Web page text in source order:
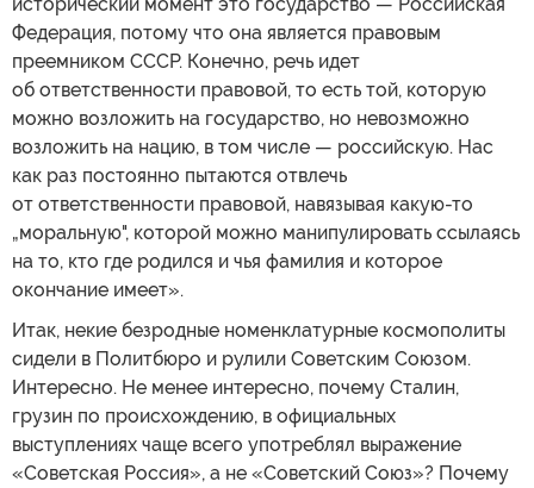
Федерация, потому что она является правовым
преемником СССР. Конечно, речь идет
об ответственности правовой, то есть той, которую
можно возложить на государство, но невозможно
возложить на нацию, в том числе — российскую. Нас
как раз постоянно пытаются отвлечь
от ответственности правовой, навязывая какую-то
„моральную", которой можно манипулировать ссылаясь
на то, кто где родился и чья фамилия и которое
окончание имеет».
Итак, некие безродные номенклатурные космополиты
сидели в Политбюро и рулили Советским Союзом.
Интересно. Не менее интересно, почему Сталин,
грузин по происхождению, в официальных
выступлениях чаще всего употреблял выражение
«Советская Россия», а не «Советский Союз»? Почему